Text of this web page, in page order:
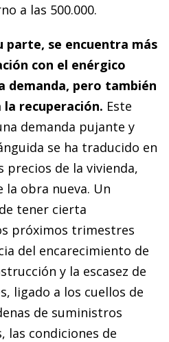
a las 500.000.
parte, se encuentra más
con el enérgico
demanda, pero también
la recuperación. Este
demanda pujante y
se ha traducido en
precios de la vivienda,
la obra nueva. Un
tener cierta
próximos trimestres
del encarecimiento de
y la escasez de
ligado a los cuellos de
de suministros
las condiciones de